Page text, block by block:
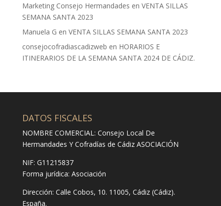
Marketing Consejo Hermandades en VENTA SILLAS
SEMANA SANTA 2023
Manuela G en VENTA SILLAS SEMANA SANTA 2023
consejocofradiascadizweb en HORARIOS E
ITINERARIOS DE LA SEMANA SANTA 2024 DE CÁDIZ.
DATOS FISCALES
NOMBRE COMERCIAL: Consejo Local De
Hermandades Y Cofradías de Cádiz ASOCIACIÓN
NIF: G11215837
Forma jurídica: Asociación
Dirección: Calle Cobos, 10. 11005, Cádiz (Cádiz).
España.